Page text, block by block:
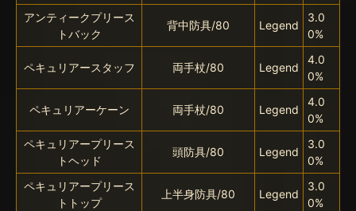
アンティークプリース
トバック
背中防具/80 Legend
3.0
0%
ペキュリアースタッフ 両手杖/80 Legend
4.0
0%
ペキュリアーケーン 両手杖/80 Legend
4.0
0%
ペキュリアープリース
トヘッド
頭防具/80 Legend
3.0
0%
ペキュリアープリース
トトップ
上半身防具/80 Legend
3.0
0%